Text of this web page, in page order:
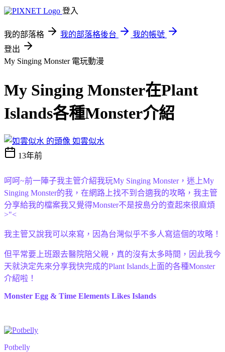
登入
我的部落格 我的部落格後台
我的帳號
登出
My Singing Monster 電玩動漫
My Singing Monster在Plant
Islands各種Monster介紹
如雲似水
13年前
呵呵~前一陣子我主管介紹我玩My Singing Monster，迷上My
Singing Monster的我，在網路上找不到合適我的攻略，我主管
分享給我的檔案我又覺得Monster不是按島分的查起來很麻煩
>"<
我主管又說我可以來寫，因為台灣似乎不多人寫這個的攻略！
但平常要上班跟去醫院陪父親，真的沒有太多時間，因此我今
天就決定先來分享我快完成的Plant Islands上面的各種Monster
介紹啦！
Monster Egg & Time Elements Likes Islands
Potbelly